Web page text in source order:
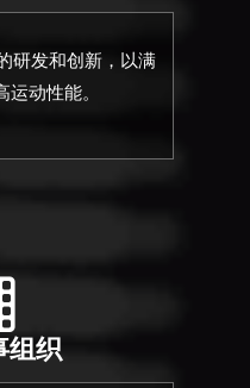
研发和创新，以满
动性能。
组织